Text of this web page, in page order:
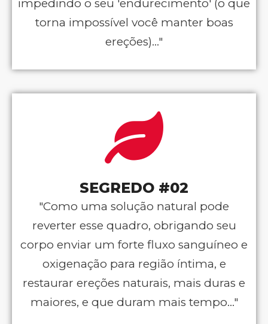
impedindo o seu 'endurecimento' (o que
torna impossível você manter boas
ereções)..."
SEGREDO #02
"Como uma solução natural pode
reverter esse quadro, obrigando seu
corpo enviar um forte fluxo sanguíneo e
oxigenação para região íntima, e
restaurar ereções naturais, mais duras e
maiores, e que duram mais tempo..."